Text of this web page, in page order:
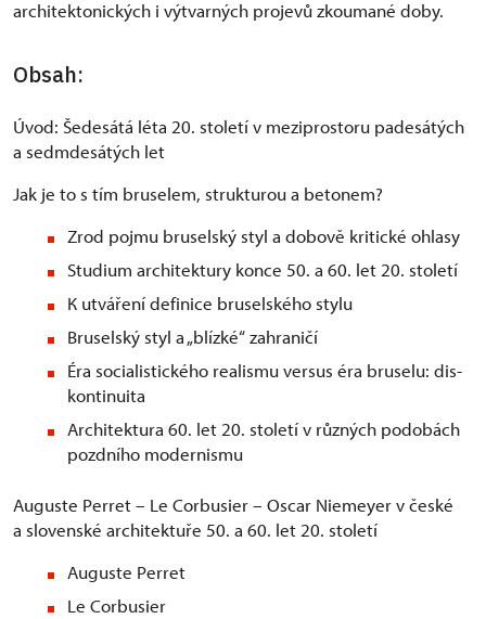
architektonických i výtvarných projevů zkoumané doby.
Obsah:
Úvod: Šedesátá léta 20. století v meziprostoru padesátých
a sedmdesátých let
Jak je to s tím bruselem, strukturou a betonem?
Zrod pojmu bruselský styl a dobově kritické ohlasy
Studium architektury konce 50. a 60. let 20. století
К utváření definice bruselského stylu
Bruselský styl a „blízké“ zahraničí
Éra socialistického realismu versus éra bruselu: dis-
kontinuita
Architektura 60. let 20. století v různých podobách
pozdního modernismu
Auguste Perret – Le Corbusier – Oscar Niemeyer v české
a slovenské architektuře 50. a 60. let 20. století
Auguste Perret
Le Corbusier